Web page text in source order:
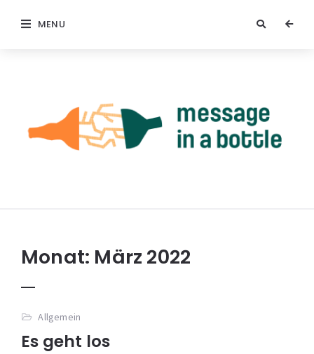
MENU
Monat: März 2022
Allgemein
Es geht los